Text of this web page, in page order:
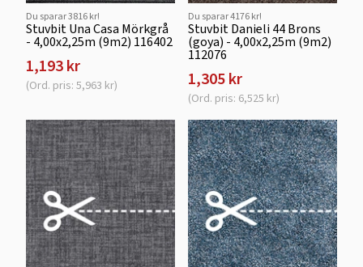
Du sparar 3816 kr!
Stuvbit Una Casa Mörkgrå
- 4,00x2,25m (9m2) 116402
1,193 kr
(Ord. pris: 5,963 kr)
Du sparar 4176 kr!
Stuvbit Danieli 44 Brons
(goya) - 4,00x2,25m (9m2)
112076
1,305 kr
(Ord. pris: 6,525 kr)